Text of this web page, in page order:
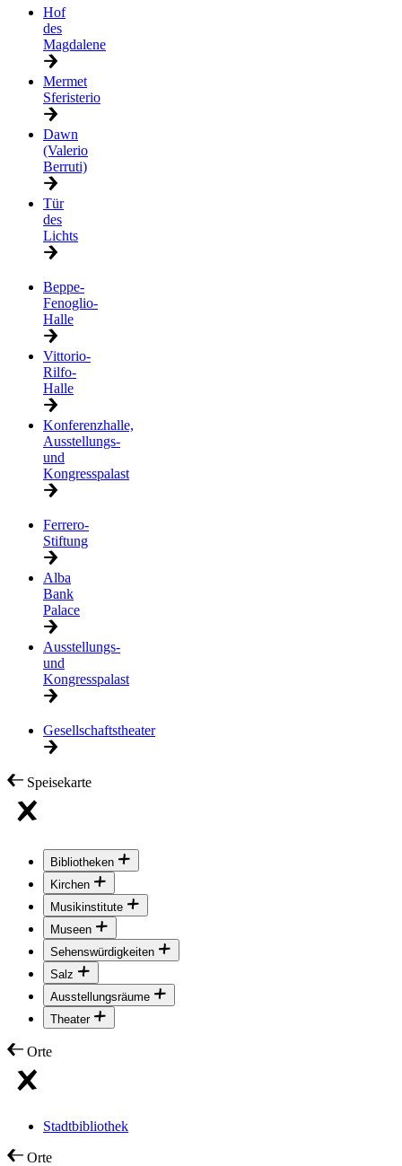
Hof
des
Magdalene
Mermet
Sferisterio
Dawn
(Valerio
Berruti)
Tür
des
Lichts
Beppe-
Fenoglio-
Halle
Vittorio-
Rilfo-
Halle
Konferenzhalle,
Ausstellungs-
und
Kongresspalast
Ferrero-
Stiftung
Alba
Bank
Palace
Ausstellungs-
und
Kongresspalast
Gesellschaftstheater
Speisekarte
Bibliotheken
Kirchen
Musikinstitute
Museen
Sehenswürdigkeiten
Salz
Ausstellungsräume
Theater
Orte
Stadtbibliothek
Orte